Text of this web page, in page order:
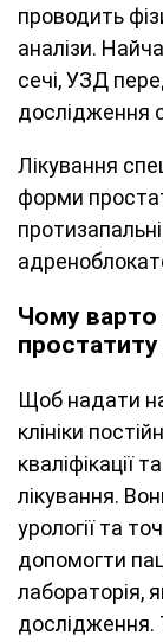
проводить
аналізи.
сечі, УЗД
дослідження
Лікування
форми
Чому варто
Щоб надати
клініки
кваліфікації
лікування.
урології та
допомогти
лабораторія,
дослідження.